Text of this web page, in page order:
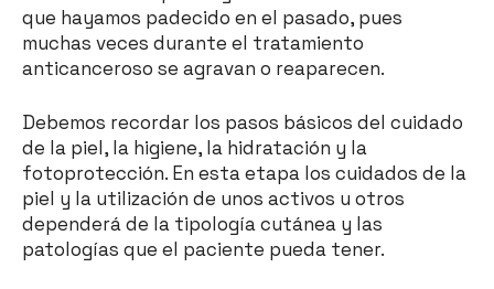
que hayamos padecido en el pasado, pues
muchas veces durante el tratamiento
anticanceroso se agravan o reaparecen.
Debemos recordar los pasos básicos del cuidado
de la piel, la higiene, la hidratación y la
fotoprotección. En esta etapa los cuidados de la
piel y la utilización de unos activos u otros
dependerá de la tipología cutánea y las
patologías que el paciente pueda tener.